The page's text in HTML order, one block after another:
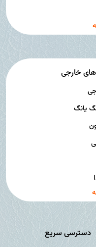
خارجی
یانگ
دسترسی سریع